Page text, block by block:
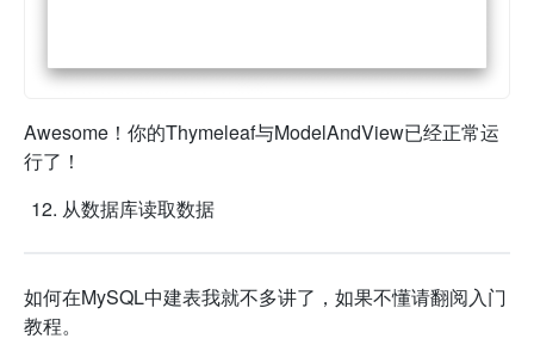
Awesome！你的Thymeleaf与ModelAndView已经正常运
行了！
从数据库读取数据
如何在MySQL中建表我就不多讲了，如果不懂请翻阅入门
教程。